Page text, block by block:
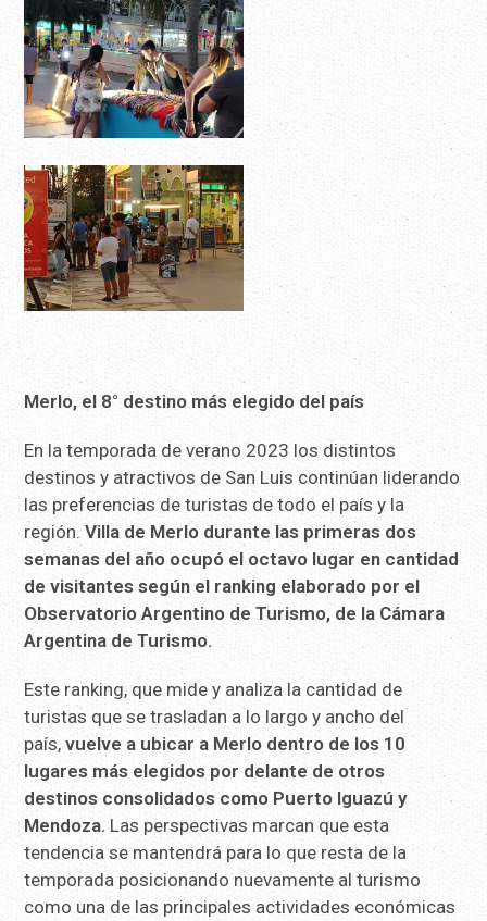
Merlo, el 8° destino más elegido del país
En la temporada de verano 2023 los distintos
destinos y atractivos de San Luis continúan liderando
las preferencias de turistas de todo el país y la
región.Villa de Merlo durante las primeras dos
semanas del año ocupó el octavo lugar en cantidad
de visitantes según el ranking elaborado por el
Observatorio Argentino de Turismo, de la Cámara
Argentina de Turismo.
Este ranking, que mide y analiza la cantidad de
turistas que se trasladan a lo largo y ancho del
país,vuelve a ubicar a Merlo dentro de los 10
lugares más elegidos por delante de otros
destinos consolidados como Puerto Iguazú y
Mendoza. Las perspectivas marcan que esta
tendencia se mantendrá para lo que resta de la
temporada posicionando nuevamente al turismo
como una de las principales actividades económicas